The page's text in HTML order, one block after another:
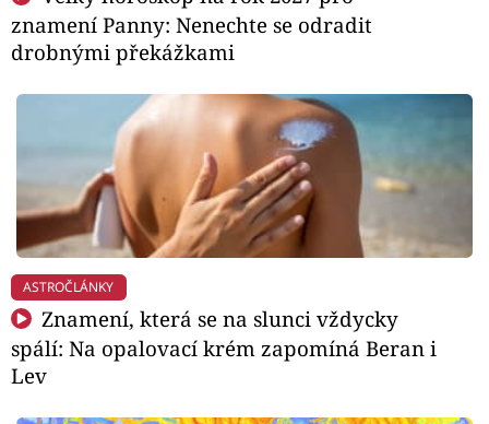
znamení Panny: Nenechte se odradit
drobnými překážkami
ASTROČLÁNKY
Znamení, která se na slunci vždycky
spálí: Na opalovací krém zapomíná Beran i
Lev